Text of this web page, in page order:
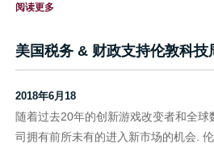
阅读更多
美国税务 & 财政支持伦敦科技
2018年6月18
随着过去20年的创新游戏改变者和全
司拥有前所未有的进入新市场的机会.